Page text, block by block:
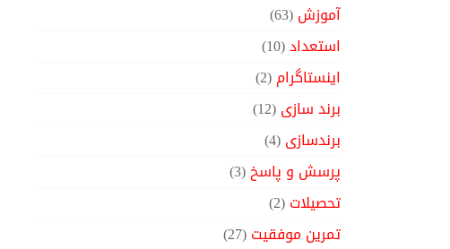
آموزش(63)
استعداد(10)
اینستاگرام(2)
برند سازی(12)
برندسازی(4)
پرسش و پاسخ(3)
تحصیلات(2)
تمرین موفقیت(27)